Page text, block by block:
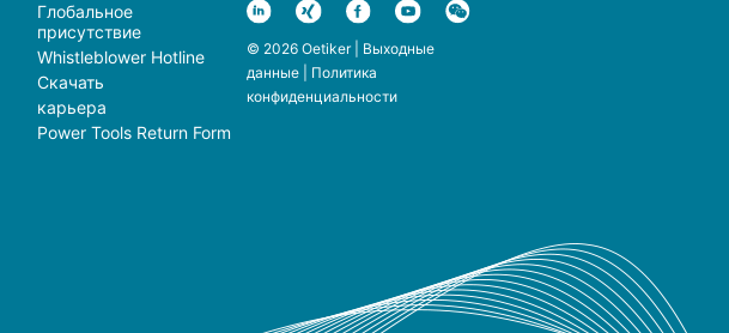
Глобальное
присутствие
Whistleblower Hotline
Скачать
карьера
Power Tools Return Form
© 2026 Oetiker | Выходные
данные| Политика
конфиденциальности